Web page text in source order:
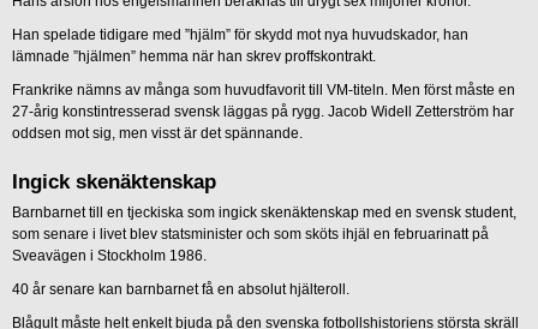
Han spelade tidigare med ”hjälm” för skydd mot nya huvudskador, han
lämnade ”hjälmen” hemma när han skrev proffskontrakt.
Frankrike nämns av många som huvudfavorit till VM-titeln. Men först måste en
27-årig konstintresserad svensk läggas på rygg. Jacob Widell Zetterström har
oddsen mot sig, men visst är det spännande.
Ingick skenäktenskap
Barnbarnet till en tjeckiska som ingick skenäktenskap med en svensk student,
som senare i livet blev statsminister och som sköts ihjäl en februarinatt på
Sveavägen i Stockholm 1986.
40 år senare kan barnbarnet få en absolut hjälteroll.
Blågult måste helt enkelt bjuda på den svenska fotbollshistoriens största skräll